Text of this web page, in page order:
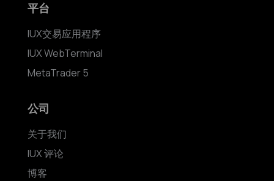
平台
IUX交易应用程序
IUX WebTerminal
MetaTrader 5
公司
关于我们
IUX 评论
博客